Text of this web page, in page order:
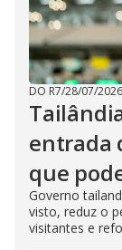
DO R7/28/07/2026
entrada
que
Governo
visto, reduz o
visitantes e